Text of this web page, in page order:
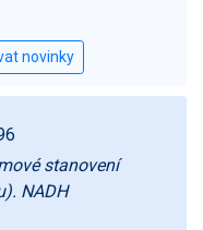
stanovení
NADH